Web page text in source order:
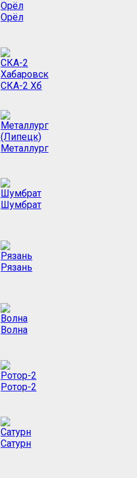
Орёл
СКА-2 Хб
Металлург
Шумбрат
Рязань
Волна
Ротор-2
Сатурн